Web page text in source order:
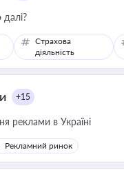
Страхова
діяльність
+15
реклами в Україні
Рекламний ринок